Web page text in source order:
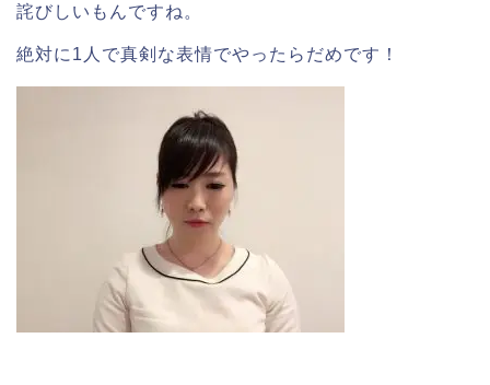
詫びしいもんですね。
絶対に1人で真剣な表情でやったらだめです！